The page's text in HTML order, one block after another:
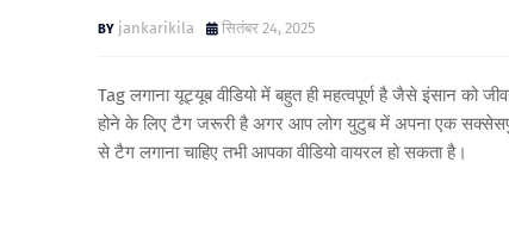
jankarikila सितंबर 24, 2025
Tag लगाना यूट्यूब वीडियो में बहुत ही महत्वपूर्ण है जैसे इंसान को
होने के लिए टैग जरूरी है अगर आप लोग युटुब में अपना एक
से टैग लगाना चाहिए तभी आपका वीडियो वायरल हो सकता है।